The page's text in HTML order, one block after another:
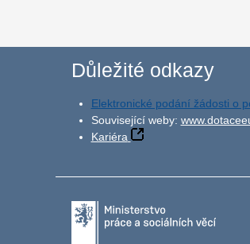
Důležité odkazy
Elektronické podání žádosti o
Související weby:
Kariéra